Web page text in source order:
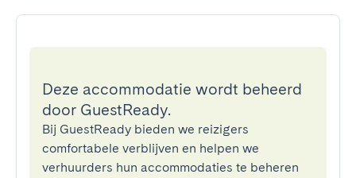
Deze accommodatie wordt beheerd
door GuestReady.
Bij GuestReady bieden we reizigers
comfortabele verblijven en helpen we
verhuurders hun accommodaties te beheren